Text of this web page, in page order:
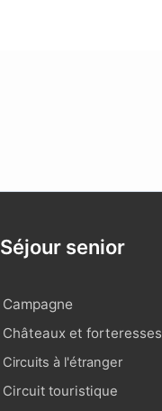
Séjour senior
Campagne
Châteaux et forteresses
Circuits à l'étranger
Circuit touristique